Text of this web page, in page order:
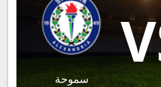
سموحة